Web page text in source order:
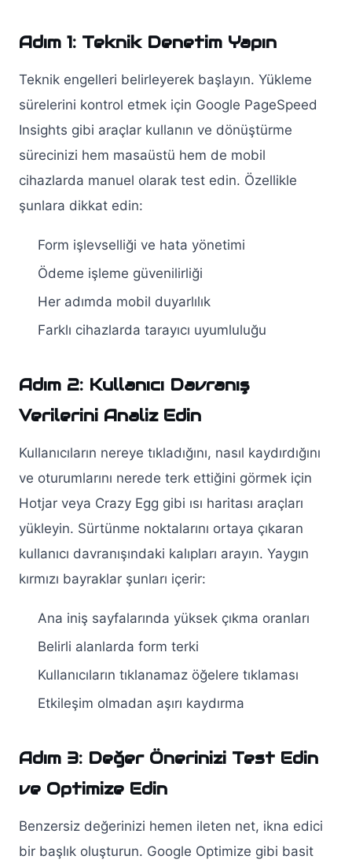
Adım 1: Teknik Denetim Yapın
Teknik engelleri belirleyerek başlayın. Yükleme
sürelerini kontrol etmek için Google PageSpeed
Insights gibi araçlar kullanın ve dönüştürme
sürecinizi hem masaüstü hem de mobil
cihazlarda manuel olarak test edin. Özellikle
şunlara dikkat edin:
Form işlevselliği ve hata yönetimi
Ödeme işleme güvenilirliği
Her adımda mobil duyarlılık
Farklı cihazlarda tarayıcı uyumluluğu
Adım 2: Kullanıcı Davranış
Verilerini Analiz Edin
Kullanıcıların nereye tıkladığını, nasıl kaydırdığını
ve oturumlarını nerede terk ettiğini görmek için
Hotjar veya Crazy Egg gibi ısı haritası araçları
yükleyin. Sürtünme noktalarını ortaya çıkaran
kullanıcı davranışındaki kalıpları arayın. Yaygın
kırmızı bayraklar şunları içerir:
Ana iniş sayfalarında yüksek çıkma oranları
Belirli alanlarda form terki
Kullanıcıların tıklanamaz öğelere tıklaması
Etkileşim olmadan aşırı kaydırma
Adım 3: Değer Önerinizi Test Edin
ve Optimize Edin
Benzersiz değerinizi hemen ileten net, ikna edici
bir başlık oluşturun. Google Optimize gibi basit